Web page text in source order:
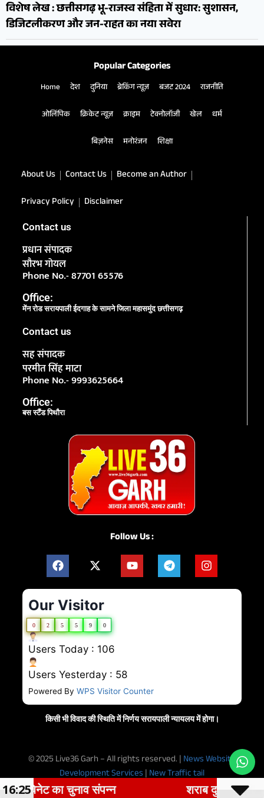
विशेष लेख : छत्तीसगढ़ भू-राजस्व संहिता में सुधार: सुशासन,
डिजिटलीकरण और जन-राहत का नया सवेरा
Popular Categories
Home देश दुनिया ब्रेकिंग न्यूज़ बजट 2024 राजनीति
ओलिंपिक क्रिकेट न्यूज़ क्राइम टेक्नोलॉजी खेल धर्म
बिज़नेस मनोरंजन शिक्षा
About Us Contact Us
Become an Author
Privacy Policy
Disclaimer
Contact us
प्रधान संपादक
सौरभ गोयल
Phone No.- 87701 65576
Office:
मेंन रोड सरायपाली ईदगाह के सामने जिला महासमुंद छत्तीसगढ़
Contact us
सह संपादक
परमीत सिंह माटा
Phone No.- 9993625664
Office:
बस स्टैंड पिथौरा
Follow Us :
Our Visitor
0 2 5 5 9 0
Users Today : 106
Users Yesterday : 58
Powered By WPS Visitor Counter
किसी भी विवाद की स्थिति में निर्णय सरायपाली न्यायलय में होगा।
© 2025 Live36 Garh – All rights reserved. | News Website
Development Services|New Traffic tail
का चुनाव संपन्न शराब दुकानों में गड़बड़ी पर
16:25